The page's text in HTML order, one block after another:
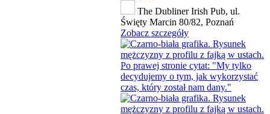
The Dubliner Irish Pub, ul.
Święty Marcin 80/82, Poznań
Zobacz szczegóły